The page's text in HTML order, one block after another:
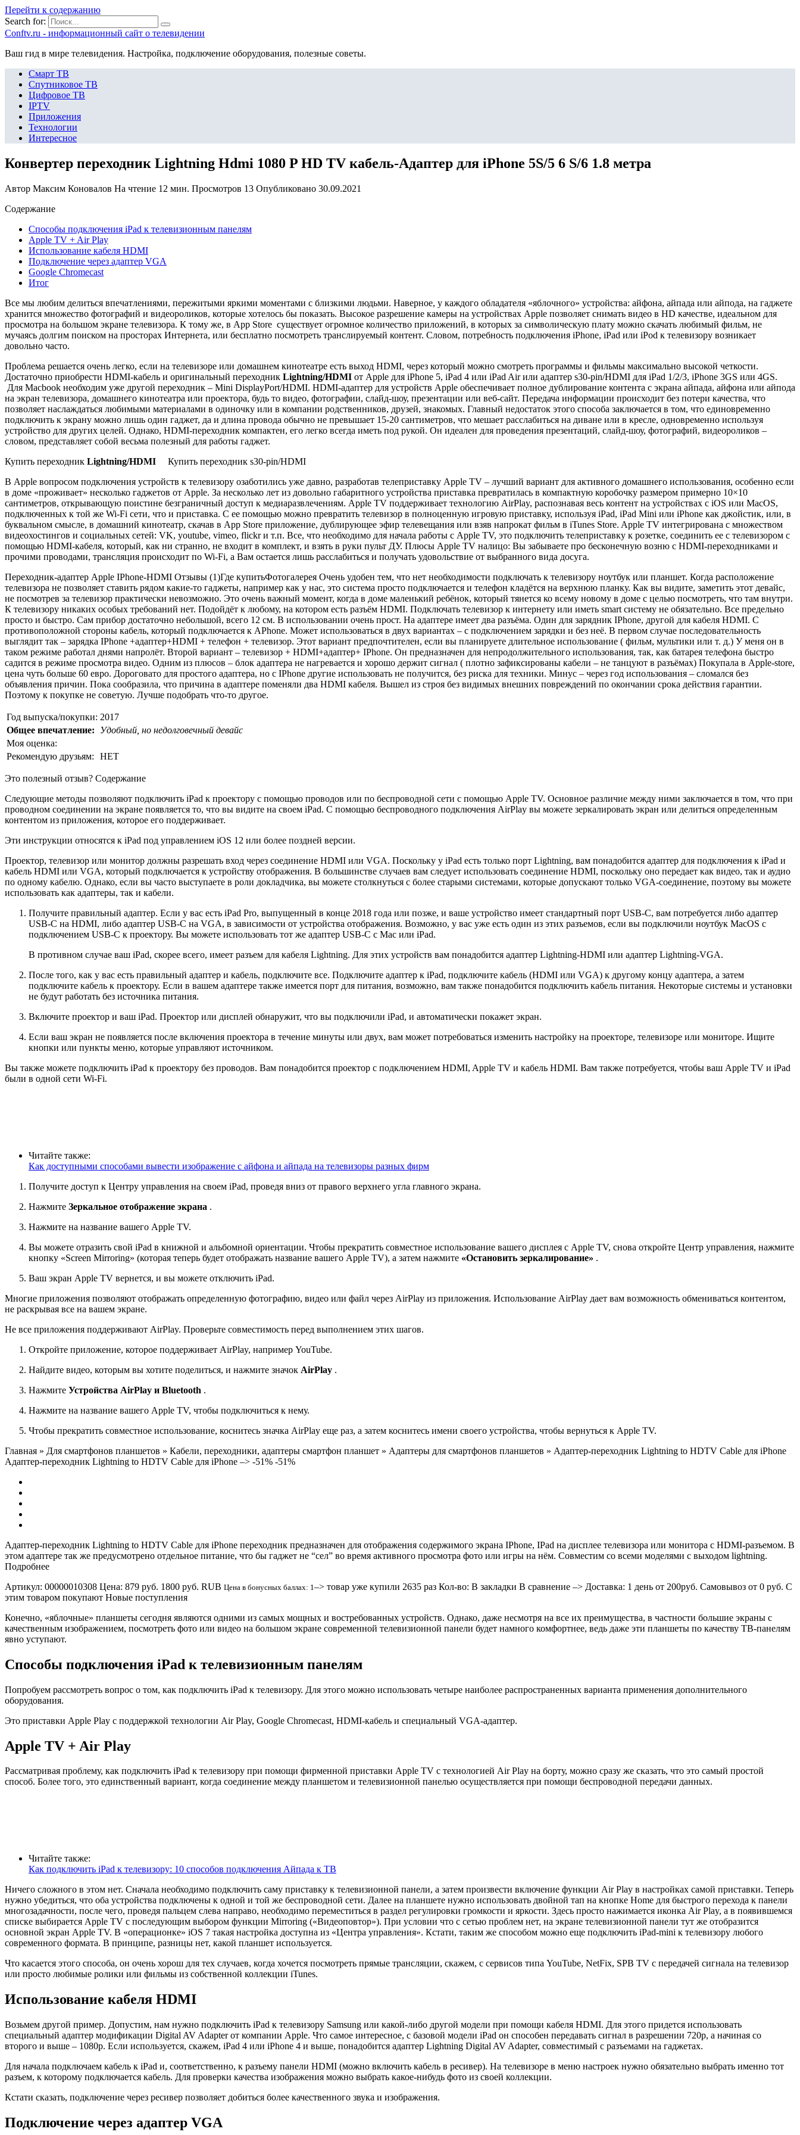
Перейти к содержанию
Search for:
Сonftv.ru - информационный сайт о телевидении
Ваш гид в мире телевидения. Настройка, подключение оборудования, полезные советы.
Смарт ТВ
Спутниковое ТВ
Цифровое ТВ
IPTV
Приложения
Технологии
Интересное
Конвертер переходник Lightning Hdmi 1080 P HD TV кабель-Адаптер для iPhone 5S/5 6 S/6 1.8 метра
Автор Максим Коновалов На чтение 12 мин. Просмотров 13 Опубликовано 30.09.2021
Содержание
Способы подключения iPad к телевизионным панелям
Apple TV + Air Play
Использование кабеля HDMI
Подключение через адаптер VGA
Google Chromecast
Итог
Все мы любим делиться впечатлениями, пережитыми яркими моментами с близкими людьми. Наверное, у каждого обладателя «яблочного» устройства: айфона, айпада или айпода, на гаджете
хранится множество фотографий и видеороликов, которые хотелось бы показать. Высокое разрешение камеры на устройствах Apple позволяет снимать видео в HD качестве, идеальном для
просмотра на большом экране телевизора. К тому же, в App Store существует огромное количество приложений, в которых за символическую плату можно скачать любимый фильм, не
мучаясь долгим поиском на просторах Интернета, или бесплатно посмотреть транслируемый контент. Словом, потребность подключения iPhone, iPad или iPod к телевизору возникает
довольно часто.
Проблема решается очень легко, если на телевизоре или домашнем кинотеатре есть выход HDMI, через который можно смотреть программы и фильмы максимально высокой четкости.
Достаточно приобрести HDMI-кабель и оригинальный переходник Lightning/HDMI от Apple для iPhone 5, iPad 4 или iPad Air или адаптер s30-pin/HDMI для iPad 1/2/3, iPhone 3GS или 4GS.
Для Macbook необходим уже другой переходник – Mini DisplayPort/HDMI. HDMI-адаптер для устройств Apple обеспечивает полное дублирование контента с экрана айпада, айфона или айпода
на экран телевизора, домашнего кинотеатра или проектора, будь то видео, фотографии, слайд-шоу, презентации или веб-сайт. Передача информации происходит без потери качества, что
позволяет наслаждаться любимыми материалами в одиночку или в компании родственников, друзей, знакомых. Главный недостаток этого способа заключается в том, что единовременно
подключить к экрану можно лишь один гаджет, да и длина провода обычно не превышает 15-20 сантиметров, что мешает расслабиться на диване или в кресле, одновременно используя
устройство для других целей. Однако, HDMI-переходник компактен, его легко всегда иметь под рукой. Он идеален для проведения презентаций, слайд-шоу, фотографий, видеороликов –
словом, представляет собой весьма полезный для работы гаджет.
Купить переходник Lightning/HDMI
Купить переходник s30-pin/HDMI
В Apple вопросом подключения устройств к телевизору озаботились уже давно, разработав телеприставку Apple TV – лучший вариант для активного домашнего использования, особенно если
в доме «проживает» несколько гаджетов от Apple. За несколько лет из довольно габаритного устройства приставка превратилась в компактную коробочку размером примерно 10×10
сантиметров, открывающую поистине безграничный доступ к медиаразвлечениям. Apple TV поддерживает технологию AirPlay, распознавая весь контент на устройствах с iOS или MacOS,
подключенных к той же Wi-Fi сети, что и приставка. С ее помощью можно превратить телевизор в полноценную игровую приставку, используя iPad, iPad Mini или iPhone как джойстик, или, в
буквальном смысле, в домашний кинотеатр, скачав в App Store приложение, дублирующее эфир телевещания или взяв напрокат фильм в iTunes Store. Apple TV интегрирована с множеством
видеохостингов и социальных сетей: VK, youtube, vimeo, flickr и т.п. Все, что необходимо для начала работы с Apple TV, это подключить телеприставку к розетке, соединить ее с телевизором с
помощью HDMI-кабеля, который, как ни странно, не входит в комплект, и взять в руки пульт ДУ. Плюсы Apple TV налицо: Вы забываете про бесконечную возню с HDMI-переходниками и
прочими проводами, трансляция происходит по Wi-Fi, а Вам остается лишь расслабиться и получать удовольствие от выбранного вида досуга.
Переходник-адаптер Apple IPhone-HDMI Отзывы (1)Где купитьФотогалерея Очень удобен тем, что нет необходимости подключать к телевизору ноутбук или планшет. Когда расположение
телевизора не позволяет ставить рядом какие-то гаджеты, например как у нас, это система просто подключается и телефон кладётся на верхнюю планку. Как вы видите, заметить этот девайс,
не посмотрев за телевизор практически невозможно. Это очень важный момент, когда в доме маленький ребёнок, который тянется ко всему новому в доме с целью посмотреть, что там внутри.
К телевизору никаких особых требований нет. Подойдёт к любому, на котором есть разъём HDMI. Подключать телевизор к интернету или иметь smart систему не обязательно. Все предельно
просто и быстро. Сам прибор достаточно небольшой, всего 12 см. В использовании очень прост. На адаптере имеет два разъёма. Один для зарядник IPhone, другой для кабеля HDMI. С
противоположной стороны кабель, который подключается к APhone. Может использоваться в двух вариантах – с подключением зарядки и без неё. В первом случае последовательность
выглядит так – зарядка IPhone +адаптер+HDMI + телефон + телевизор. Этот вариант предпочтителен, если вы планируете длительное использование ( фильм, мультики или т. д.) У меня он в
таком режиме работал днями напролёт. Второй вариант – телевизор + HDMI+адаптер+ IPhone. Он предназначен для непродолжительного использования, так, как батарея телефона быстро
садится в режиме просмотра видео. Одним из плюсов – блок адаптера не нагревается и хорошо держит сигнал ( плотно зафиксированы кабели – не танцуют в разъёмах) Покупала в Apple-store,
цена чуть больше 60 евро. Дороговато для простого адаптера, но с IPhone другие использовать не получится, без риска для техники. Минус – через год использования – сломался без
объявления причин. Пока сообразила, что причина в адаптере поменяли два HDMI кабеля. Вышел из строя без видимых внешних повреждений по окончании срока действия гарантии.
Поэтому к покупке не советую. Лучше подобрать что-то другое.
Год выпуска/покупки: 2017
Общее впечатление:
Удобный, но недолговечный девайс
Моя оценка:
Рекомендую друзьям:
НЕТ
Это полезный отзыв? Содержание
Следующие методы позволяют подключить iPad к проектору с помощью проводов или по беспроводной сети с помощью Apple TV. Основное различие между ними заключается в том, что при
проводном соединении на экране появляется то, что вы видите на своем iPad. С помощью беспроводного подключения AirPlay вы можете зеркалировать экран или делиться определенным
контентом из приложения, которое его поддерживает.
Эти инструкции относятся к iPad под управлением iOS 12 или более поздней версии.
Проектор, телевизор или монитор должны разрешать вход через соединение HDMI или VGA. Поскольку у iPad есть только порт Lightning, вам понадобится адаптер для подключения к iPad и
кабель HDMI или VGA, который подключается к устройству отображения. В большинстве случаев вам следует использовать соединение HDMI, поскольку оно передает как видео, так и аудио
по одному кабелю. Однако, если вы часто выступаете в роли докладчика, вы можете столкнуться с более старыми системами, которые допускают только VGA-соединение, поэтому вы можете
использовать как адаптеры, так и кабели.
Получите правильный адаптер. Если у вас есть iPad Pro, выпущенный в конце 2018 года или позже, и ваше устройство имеет стандартный порт USB-C, вам потребуется либо адаптер
USB-C на HDMI, либо адаптер USB-C на VGA, в зависимости от устройства отображения. Возможно, у вас уже есть один из этих разъемов, если вы подключили ноутбук MacOS с
подключением USB-C к проектору. Вы можете использовать тот же адаптер USB-C с Mac или iPad.
В противном случае ваш iPad, скорее всего, имеет разъем для кабеля Lightning. Для этих устройств вам понадобится адаптер Lightning-HDMI или адаптер Lightning-VGA.
После того, как у вас есть правильный адаптер и кабель, подключите все. Подключите адаптер к iPad, подключите кабель (HDMI или VGA) к другому концу адаптера, а затем
подключите кабель к проектору. Если в вашем адаптере также имеется порт для питания, возможно, вам также понадобится подключить кабель питания. Некоторые системы и установки
не будут работать без источника питания.
Включите проектор и ваш iPad. Проектор или дисплей обнаружит, что вы подключили iPad, и автоматически покажет экран.
Если ваш экран не появляется после включения проектора в течение минуты или двух, вам может потребоваться изменить настройку на проекторе, телевизоре или мониторе. Ищите
кнопки или пункты меню, которые управляют источником.
Вы также можете подключить iPad к проектору без проводов. Вам понадобится проектор с подключением HDMI, Apple TV и кабель HDMI. Вам также потребуется, чтобы ваш Apple TV и iPad
были в одной сети Wi-Fi.
Читайте также:
Как доступными способами вывести изображение с айфона и айпада на телевизоры разных фирм
Получите доступ к Центру управления на своем iPad, проведя вниз от правого верхнего угла главного экрана.
Нажмите Зеркальное отображение экрана .
Нажмите на название вашего Apple TV.
Вы можете отразить свой iPad в книжной и альбомной ориентации. Чтобы прекратить совместное использование вашего дисплея с Apple TV, снова откройте Центр управления, нажмите
кнопку «Screen Mirroring» (которая теперь будет отображать название вашего Apple TV), а затем нажмите «Остановить зеркалирование» .
Ваш экран Apple TV вернется, и вы можете отключить iPad.
Многие приложения позволяют отображать определенную фотографию, видео или файл через AirPlay из приложения. Использование AirPlay дает вам возможность обмениваться контентом,
не раскрывая все на вашем экране.
Не все приложения поддерживают AirPlay. Проверьте совместимость перед выполнением этих шагов.
Откройте приложение, которое поддерживает AirPlay, например YouTube.
Найдите видео, которым вы хотите поделиться, и нажмите значок AirPlay .
Нажмите Устройства AirPlay и Bluetooth .
Нажмите на название вашего Apple TV, чтобы подключиться к нему.
Чтобы прекратить совместное использование, коснитесь значка AirPlay еще раз, а затем коснитесь имени своего устройства, чтобы вернуться к Apple TV.
Главная » Для смартфонов планшетов » Кабели, переходники, адаптеры смартфон планшет » Адаптеры для смартфонов планшетов » Адаптер-переходник Lightning to HDTV Cable для iPhone
Адаптер-переходник Lightning to HDTV Cable для iPhone –> -51% -51%
Адаптер-переходник Lightning to HDTV Cable для iPhone переходник предназначен для отображения содержимого экрана IPhone, IPad на дисплее телевизора или монитора с HDMI-разъемом. В
этом адаптере так же предусмотрено отдельное питание, что бы гаджет не “сел” во время активного просмотра фото или игры на нём. Совместим со всеми моделями с выходом lightning.
Подробнее
Артикул: 00000010308 Цена: 879 руб. 1800 руб. RUB Цена в бонусных баллах: 1 –> товар уже купили 2635 раз Кол-во: В закладки В сравнение –> Доставка: 1 день от 200руб. Самовывоз от 0 руб. С
этим товаром покупают Новые поступления
Конечно, «яблочные» планшеты сегодня являются одними из самых мощных и востребованных устройств. Однако, даже несмотря на все их преимущества, в частности большие экраны с
качественным изображением, посмотреть фото или видео на большом экране современной телевизионной панели будет намного комфортнее, ведь даже эти планшеты по качеству ТВ-панелям
явно уступают.
Способы подключения iPad к телевизионным панелям
Попробуем рассмотреть вопрос о том, как подключить iPad к телевизору. Для этого можно использовать четыре наиболее распространенных варианта применения дополнительного
оборудования.
Это приставки Apple Play с поддержкой технологии Air Play, Google Chromecast, HDMI-кабель и специальный VGA-адаптер.
Apple TV + Air Play
Рассматривая проблему, как подключить iPad к телевизору при помощи фирменной приставки Apple TV с технологией Air Play на борту, можно сразу же сказать, что это самый простой
способ. Более того, это единственный вариант, когда соединение между планшетом и телевизионной панелью осуществляется при помощи беспроводной передачи данных.
Читайте также:
Как подключить iPad к телевизору: 10 способов подключения Айпада к ТВ
Ничего сложного в этом нет. Сначала необходимо подключить саму приставку к телевизионной панели, а затем произвести включение функции Air Play в настройках самой приставки. Теперь
нужно убедиться, что оба устройства подключены к одной и той же беспроводной сети. Далее на планшете нужно использовать двойной тап на кнопке Home для быстрого перехода к панели
многозадачности, после чего, проведя пальцем слева направо, необходимо переместиться в раздел регулировки громкости и яркости. Здесь просто нажимается иконка Air Play, а в появившемся
списке выбирается Apple TV с последующим выбором функции Mirroring («Видеоповтор»). При условии что с сетью проблем нет, на экране телевизионной панели тут же отобразится
основной экран Apple TV. В «операционке» iOS 7 такая настройка доступна из «Центра управления». Кстати, таким же способом можно еще подключить iPad-mini к телевизору любого
современного формата. В принципе, разницы нет, какой планшет используется.
Что касается этого способа, он очень хорош для тех случаев, когда хочется посмотреть прямые трансляции, скажем, с сервисов типа YouTube, NetFix, SPB TV с передачей сигнала на телевизор
или просто любимые ролики или фильмы из собственной коллекции iTunes.
Использование кабеля HDMI
Возьмем другой пример. Допустим, нам нужно подключить iPad к телевизору Samsung или какой-либо другой модели при помощи кабеля HDMI. Для этого придется использовать
специальный адаптер модификации Digital AV Adapter от компании Apple. Что самое интересное, с базовой модели iPad он способен передавать сигнал в разрешении 720p, а начиная со
второго и выше – 1080p. Если используется, скажем, iPad 4 или iPhone 4 и выше, понадобится адаптер Lightning Digital AV Adapter, совместимый с разъемами на гаджетах.
Для начала подключаем кабель к iPad и, соответственно, к разъему панели HDMI (можно включить кабель в ресивер). На телевизоре в меню настроек нужно обязательно выбрать именно тот
разъем, к которому подключается кабель. Для проверки качества изображения можно выбрать какое-нибудь фото из своей коллекции.
Кстати сказать, подключение через ресивер позволяет добиться более качественного звука и изображения.
Подключение через адаптер VGA